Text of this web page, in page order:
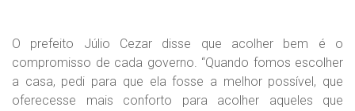
O prefeito Júlio Cezar disse que acolher bem é o
compromisso de cada governo. “Quando fomos escolher
a casa, pedi para que ela fosse a melhor possível, que
oferecesse mais conforto para acolher aqueles que